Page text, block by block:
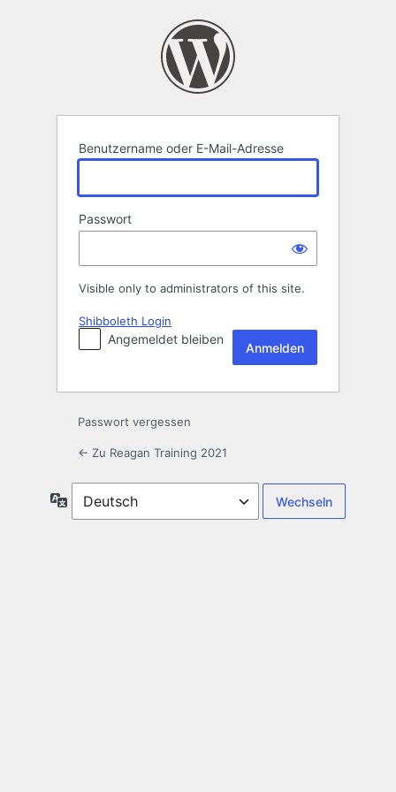
Benutzername oder E-Mail-Adresse
Passwort
Visible only to administrators of this site.
Shibboleth Login
Angemeldet bleiben
Passwort vergessen
← Zu Reagan Training 2021
Sprache